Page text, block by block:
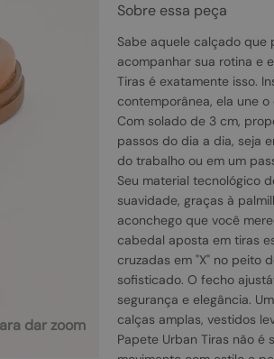
dar zoom
Sobre essa peça
Sabe aquele calçado
acompanhar sua rotina e
Tiras é exatamente isso.
contemporânea, ela une
Com solado de 3 cm,
passos do dia a dia, seja
do trabalho ou em um
Seu material tecnológico
suavidade, graças à
aconchego que você
cabedal aposta em tiras
cruzadas em "X" no peito
sofisticado. O fecho
segurança e elegância.
calças amplas, vestidos
Papete Urban Tiras não é